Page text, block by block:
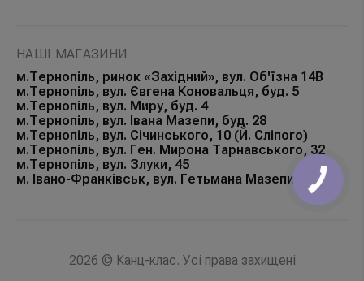
НАШІ МАГАЗИНИ
м.Тернопіль, ринок «Західний», вул. Об'їзна 14В
м.Тернопіль, вул. Євгена Коновальця, буд. 5
м.Тернопіль, вул. Миру, буд. 4
м.Тернопіль, вул. Івана Мазепи, буд. 28
м.Тернопіль, вул. Січинського, 10 (Й. Сліпого)
м.Тернопіль, вул. Ген. Мирона Тарнавського, 32
м.Тернопіль, вул. Злуки, 45
м. Івано-Франківськ, вул. Гетьмана Мазепи, 168Б
2026 © Канц-клас. Усі права захищені
КНОПКА
ЗВ'ЯЗКУ